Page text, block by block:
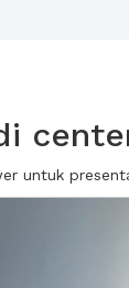
untuk